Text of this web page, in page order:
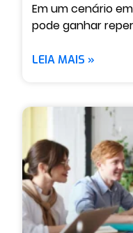
Em um cenário
pode ganhar
LEIA MAIS »